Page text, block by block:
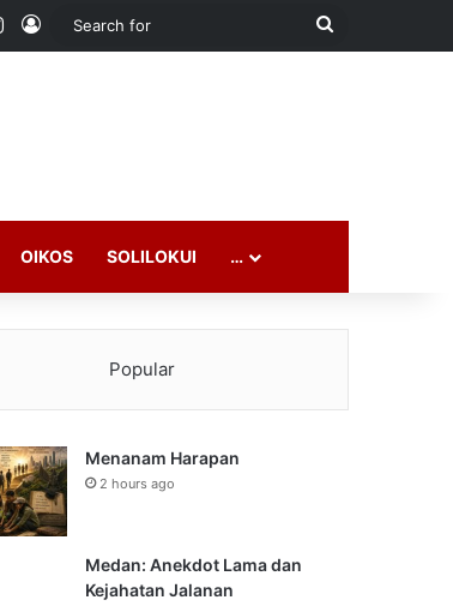
Instagram
Log In
Search
OIKOS SOLILOKUI …
Popular
Menanam Harapan
2 hours ago
Medan: Anekdot Lama dan
Kejahatan Jalanan